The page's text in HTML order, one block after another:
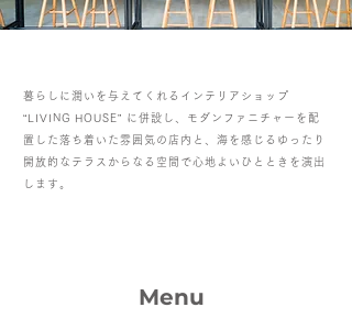
暮らしに潤いを与えてくれる インテリアショップ
“LIVING HOUSE” に 併設し、モダンファニチャーを配
置した落ち着いた雰囲気の店内と、海を感じるゆったり
開放的なテラスからなる空間で心地よいひとときを演出
します。
Menu